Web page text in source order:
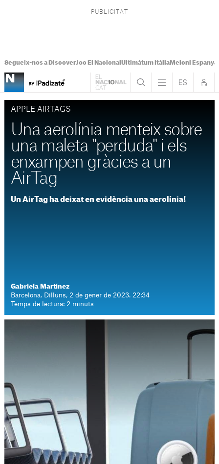
Segueix-nos a DiscoverJoc El Nacional Ultimàtum ItàliaMeloni Espanya
APPLE AIRTAGS
Una aerolínia menteix sobre
una maleta "perduda" i els
enxampen gràcies a un
AirTag
Un AirTag ha deixat en evidència una aerolínia!
Gabriela Martínez
Barcelona. Dilluns, 2 de gener de 2023. 22:34
Temps de lectura: 2 minuts